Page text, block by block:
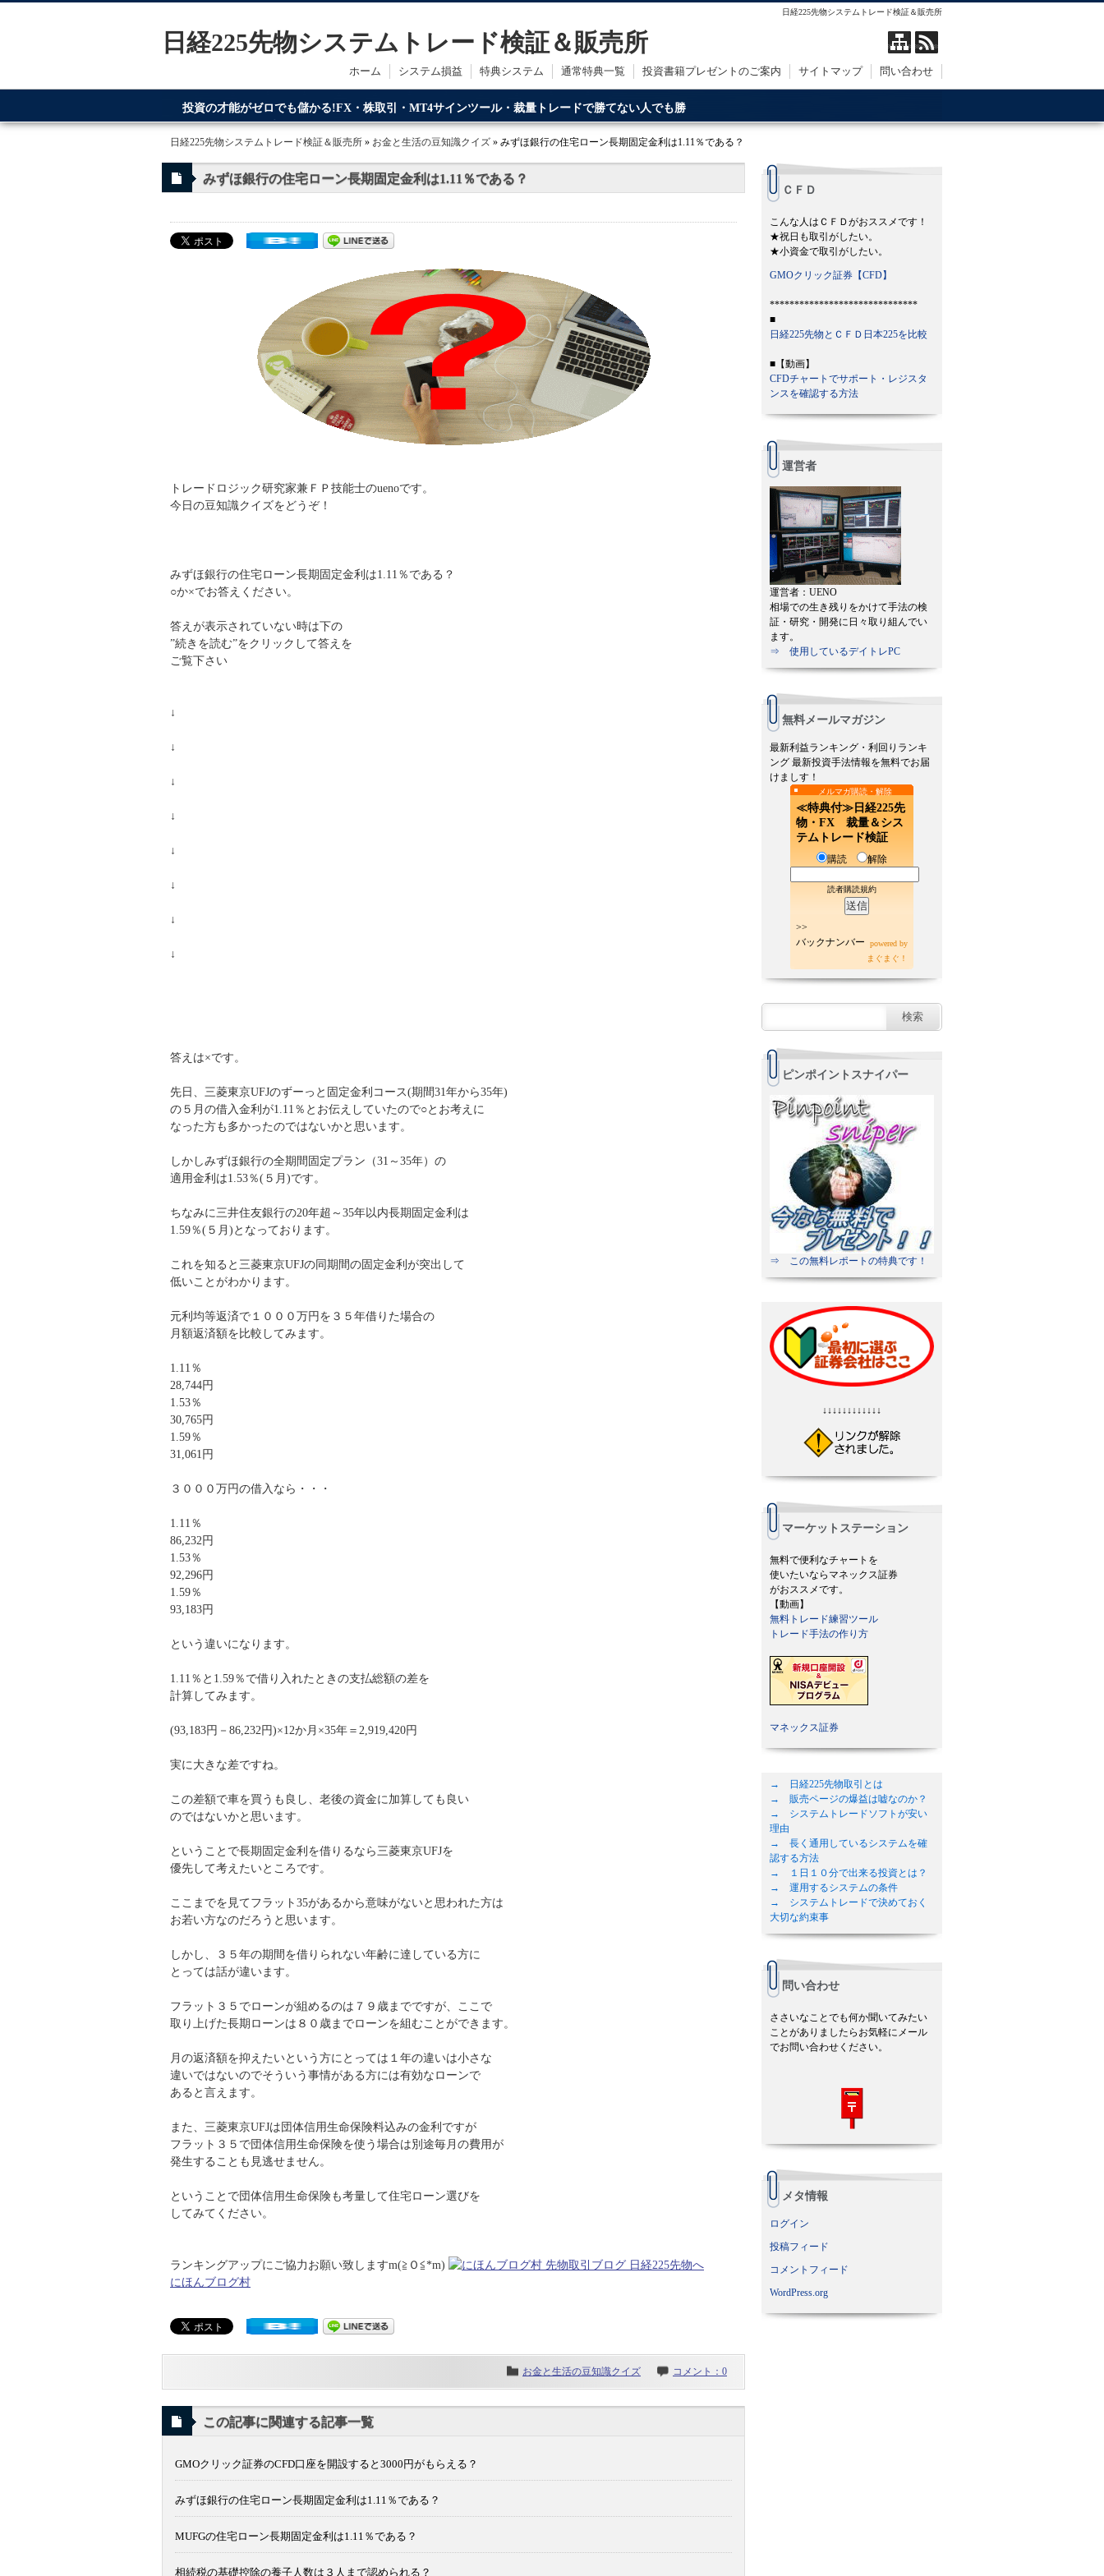
日経225先物システムトレード検証＆販売所
日経225先物システムトレード検証＆販売所
ホーム システム損益 特典システム 通常特典一覧 投資書籍プレゼントのご案内 サイトマップ 問い合わせ
投資の才能がゼロでも儲かる!FX・株取引・MT4サインツール・裁量トレードで勝てない人でも勝
てるのが日経225先物システムトレードです。
日経225先物システムトレード検証＆販売所 » お金と生活の豆知識クイズ » みずほ銀行の住宅ローン長期固定金利は1.11％である？
みずほ銀行の住宅ローン長期固定金利は1.11％である？
トレードロジック研究家兼ＦＰ技能士のuenoです。
今日の豆知識クイズをどうぞ！
みずほ銀行の住宅ローン長期固定金利は1.11％である？
○か×でお答えください。
答えが表示されていない時は下の
”続きを読む”をクリックして答えを
ご覧下さい
↓
↓
↓
↓
↓
↓
↓
↓
答えは×です。
先日、三菱東京UFJのずーっと固定金利コース(期間31年から35年)
の５月の借入金利が1.11％とお伝えしていたので○とお考えに
なった方も多かったのではないかと思います。
しかしみずほ銀行の全期間固定プラン（31～35年）の
適用金利は1.53％(５月)です。
ちなみに三井住友銀行の20年超～35年以内長期固定金利は
1.59％(５月)となっております。
これを知ると三菱東京UFJの同期間の固定金利が突出して
低いことがわかります。
元利均等返済で１０００万円を３５年借りた場合の
月額返済額を比較してみます。
1.11％
28,744円
1.53％
30,765円
1.59％
31,061円
３０００万円の借入なら・・・
1.11％
86,232円
1.53％
92,296円
1.59％
93,183円
という違いになります。
1.11％と1.59％で借り入れたときの支払総額の差を
計算してみます。
(93,183円－86,232円)×12か月×35年＝2,919,420円
実に大きな差ですね。
この差額で車を買うも良し、老後の資金に加算しても良い
のではないかと思います。
ということで長期固定金利を借りるなら三菱東京UFJを
優先して考えたいところです。
ここまでを見てフラット35があるから意味がないと思われた方は
お若い方なのだろうと思います。
しかし、３５年の期間を借りられない年齢に達している方に
とっては話が違います。
フラット３５でローンが組めるのは７９歳までですが、ここで
取り上げた長期ローンは８０歳までローンを組むことができます。
月の返済額を抑えたいという方にとっては１年の違いは小さな
違いではないのでそういう事情がある方には有効なローンで
あると言えます。
また、三菱東京UFJは団体信用生命保険料込みの金利ですが
フラット３５で団体信用生命保険を使う場合は別途毎月の費用が
発生することも見逃せません。
ということで団体信用生命保険も考量して住宅ローン選びを
してみてください。
ランキングアップにご協力お願い致しますm(≧Ｏ≦*m)
にほんブログ村
お金と生活の豆知識クイズ コメント：0
この記事に関連する記事一覧
GMOクリック証券のCFD口座を開設すると3000円がもらえる？
みずほ銀行の住宅ローン長期固定金利は1.11％である？
MUFGの住宅ローン長期固定金利は1.11％である？
相続税の基礎控除の養子人数は３人まで認められる？
ＣＦＤ
こんな人はＣＦＤがおススメです！
★祝日も取引がしたい。
★小資金で取引がしたい。
GMOクリック証券【CFD】
******************************
■
日経225先物とＣＦＤ日本225を比較
■【動画】
CFDチャートでサポート・レジスタ
ンスを確認する方法
運営者
運営者：UENO
相場での生き残りをかけて手法の検
証・研究・開発に日々取り組んでい
ます。
⇒ 使用しているデイトレPC
無料メールマガジン
最新利益ランキング・利回りランキ
ング 最新投資手法情報を無料でお届
けましす！
メルマガ購読・解除
≪特典付≫日経225先
物・FX 裁量＆シス
テムトレード検証
購読 解除
読者購読規約
>>
バックナンバー
powered by
まぐまぐ！
ピンポイントスナイパー
⇒ この無料レポートの特典です！
↓↓↓↓↓↓↓↓↓↓↓↓
マーケットステーション
無料で便利なチャートを
使いたいならマネックス証券
がおススメです。
【動画】
無料トレード練習ツール
トレード手法の作り方
マネックス証券
→ 日経225先物取引とは
→ 販売ページの爆益は嘘なのか？
→ システムトレードソフトが安い
理由
→ 長く通用しているシステムを確
認する方法
→ １日１０分で出来る投資とは？
→ 運用するシステムの条件
→ システムトレードで決めておく
大切な約束事
問い合わせ
ささいなことでも何か聞いてみたい
ことがありましたらお気軽にメール
でお問い合わせください。
メタ情報
ログイン
投稿フィード
コメントフィード
WordPress.org